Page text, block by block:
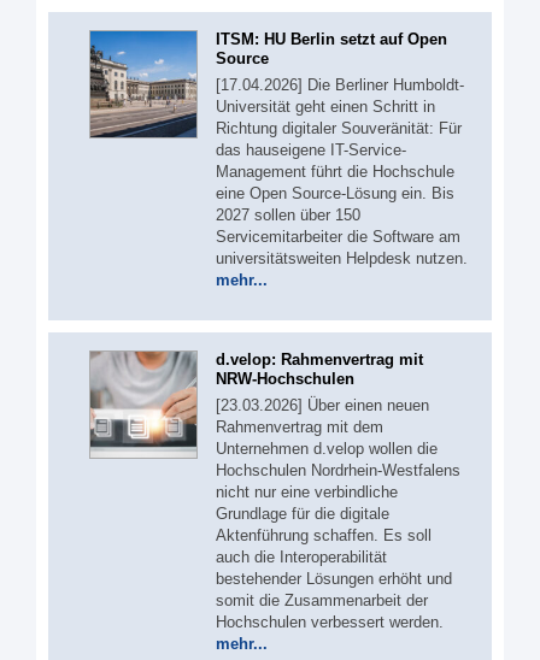
ITSM: HU Berlin setzt auf Open
Source
[17.04.2026] Die Berliner Humboldt-
Universität geht einen Schritt in
Richtung digitaler Souveränität: Für
das hauseigene IT-Service-
Management führt die Hochschule
eine Open Source-Lösung ein. Bis
2027 sollen über 150
Servicemitarbeiter die Software am
universitätsweiten Helpdesk nutzen.
mehr...
d.velop: Rahmenvertrag mit
NRW-Hochschulen
[23.03.2026] Über einen neuen
Rahmenvertrag mit dem
Unternehmen d.velop wollen die
Hochschulen Nordrhein-Westfalens
nicht nur eine verbindliche
Grundlage für die digitale
Aktenführung schaffen. Es soll
auch die Interoperabilität
bestehender Lösungen erhöht und
somit die Zusammenarbeit der
Hochschulen verbessert werden.
mehr...